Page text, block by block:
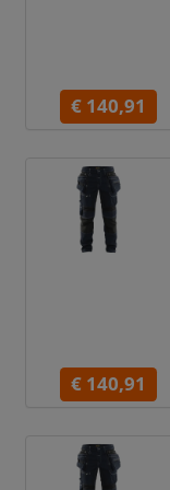
€ 140,91
€ 140,91